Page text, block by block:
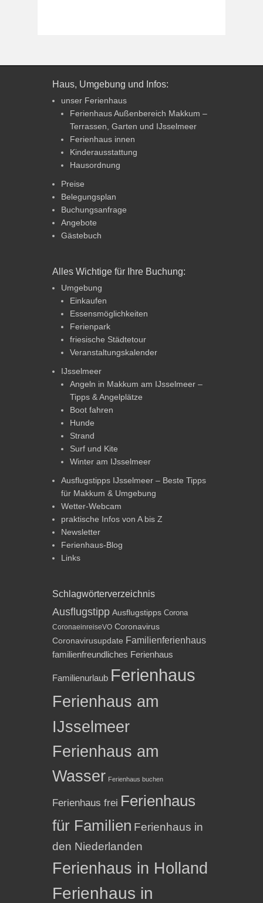
Haus, Umgebung und Infos:
unser Ferienhaus
Ferienhaus Außenbereich Makkum –
Terrassen, Garten und IJsselmeer
Ferienhaus innen
Kinderausstattung
Hausordnung
Preise
Belegungsplan
Buchungsanfrage
Angebote
Gästebuch
Alles Wichtige für Ihre Buchung:
Umgebung
Einkaufen
Essensmöglichkeiten
Ferienpark
friesische Städtetour
Veranstaltungskalender
IJsselmeer
Angeln in Makkum am IJsselmeer –
Tipps & Angelplätze
Boot fahren
Hunde
Strand
Surf und Kite
Winter am IJsselmeer
Ausflugstipps IJsselmeer – Beste Tipps
für Makkum & Umgebung
Wetter-Webcam
praktische Infos von A bis Z
Newsletter
Ferienhaus-Blog
Links
Schlagwörterverzeichnis
Ausflugstipp Ausflugstipps Corona
CoronaeinreiseVO Coronavirus
Coronavirusupdate Familienferienhaus
familienfreundliches Ferienhaus
Familienurlaub Ferienhaus
Ferienhaus am
IJsselmeer
Ferienhaus am
Wasser Ferienhaus buchen
Ferienhaus frei Ferienhaus
für Familien Ferienhaus in
den Niederlanden
Ferienhaus in Holland
Ferienhaus in